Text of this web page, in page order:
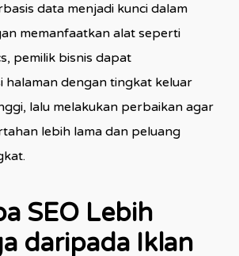
data menjadi kunci dalam
memanfaatkan alat seperti
pemilik bisnis dapat
halaman dengan tingkat keluar
lalu melakukan perbaikan agar
lebih lama dan peluang
SEO Lebih
daripada Iklan